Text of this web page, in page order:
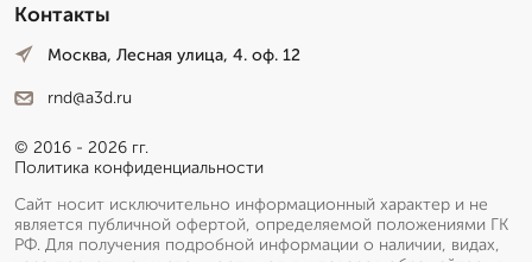
Контакты
Москва, Лесная улица, 4. оф. 12
rnd@a3d.ru
© 2016 - 2026 гг.
Политика конфиденциальности
Сайт носит исключительно информационный характер и не
является публичной офертой, определяемой положениями ГК
РФ. Для получения подробной информации о наличии, видах,